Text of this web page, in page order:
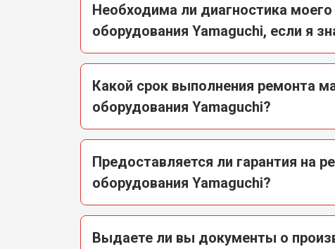
Необходима ли диагностика
оборудования Yamaguchi, если я
Какой срок выполнения ремонта
оборудования Yamaguchi?
Предоставляется ли гарантия на
оборудования Yamaguchi?
Выдаете ли вы документы о